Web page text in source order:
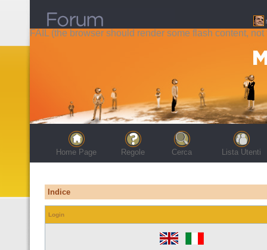
FAIL (the browser should render some flash content, not
Home Page Regole Cerca Lista Utenti
Indice
Login